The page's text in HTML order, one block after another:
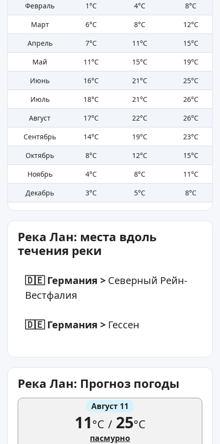
Февраль
1°C 4°C
8°C
Март
6°C 8°C
12°C
Апрель
7°C 11°C
15°C
Май
11°C 15°C
19°C
Июнь
16°C 21°C
25°C
Июль
18°C 21°C
26°C
Август
17°C 22°C
26°C
Сентябрь
14°C 19°C
23°C
Октябрь
8°C 12°C
15°C
Ноябрь
4°C 8°C
11°C
Декабрь
3°C 5°C 8°C
Река Лан: места вдоль
течения реки
🇩🇪 Германия > Северный Рейн-
Вестфалия
🇩🇪 Германия > Гессен
Река Лан: Прогноз погоды
Август 11
11°C / 25°C
пасмурно